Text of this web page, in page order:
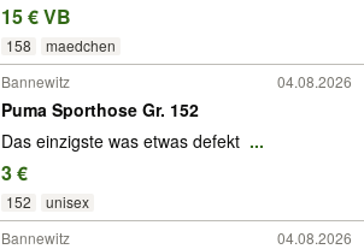
15 € VB
158 maedchen
Bannewitz 04.08.2026
Puma Sporthose Gr. 152
Das einzigste was etwas defekt ...
3 €
152 unisex
Bannewitz 04.08.2026